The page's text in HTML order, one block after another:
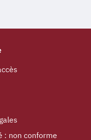
: non conforme